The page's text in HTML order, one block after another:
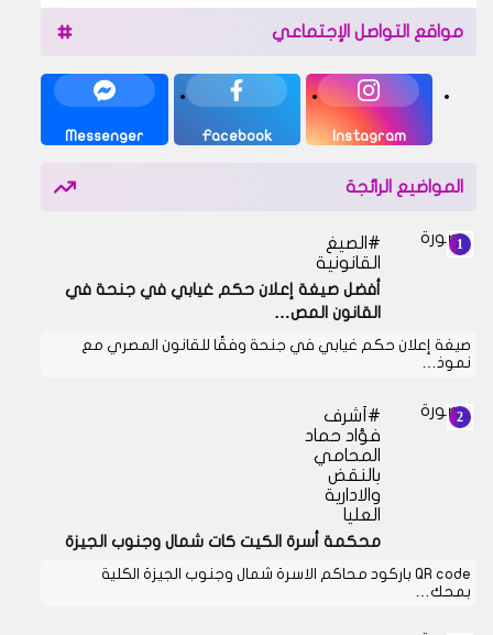
مواقع التواصل الإجتماعي
Instagram
Facebook
Messenger
المواضيع الرائجة
الصيغ
القانونية
أفضل صيغة إعلان حكم غيابي في جنحة في
القانون المص…
صيغة إعلان حكم غيابي في جنحة وفقًا للقانون المصري مع
نموذ…
أشرف
فؤاد حماد
المحامي
بالنقض
والادارية
العليا
محكمة أسرة الكيت كات شمال وجنوب الجيزة
QR code باركود محاكم الاسرة شمال وجنوب الجيزة الكلية
بمحك…